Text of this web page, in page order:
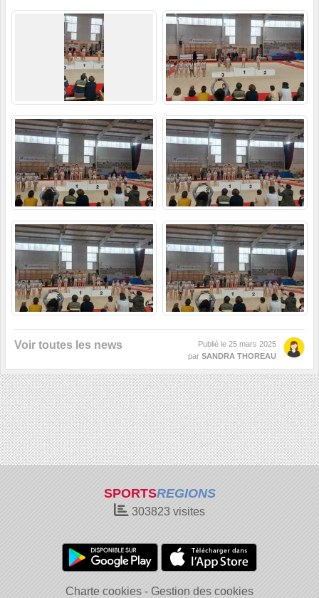
Voir toutes les news Publié le 25 mars 2025
par SANDRA THOREAU
SPORTSREGIONS
303823 visites
Charte cookies Gestion des cookies